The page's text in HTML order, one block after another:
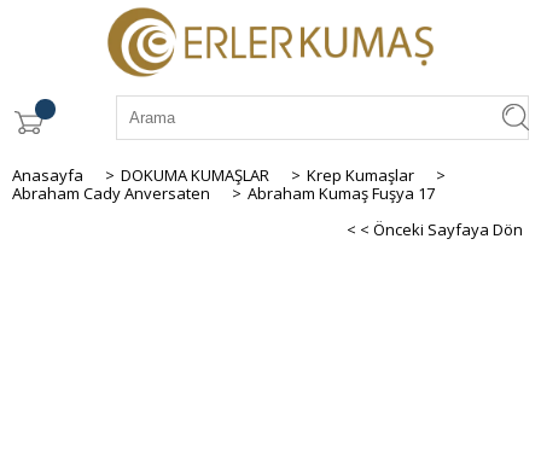
Anasayfa > DOKUMA KUMAŞLAR > Krep Kumaşlar
>
Abraham Cady Anversaten
> Abraham Kumaş Fuşya 17
< < Önceki Sayfaya Dön